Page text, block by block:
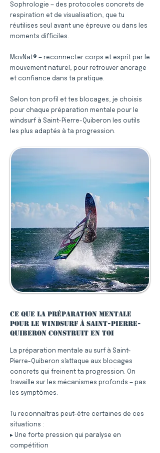
Sophrologie — des protocoles concrets de
respiration et de visualisation, que tu
réutilises seul avant une épreuve ou dans les
moments difficiles.
MovNat® — reconnecter corps et esprit par le
mouvement naturel, pour retrouver ancrage
et confiance dans ta pratique.
Selon ton profil et tes blocages, je choisis
pour chaque préparation mentale pour le
windsurf à Saint-Pierre-Quiberon les outils
les plus adaptés à ta progression.
Ce que la préparation mentale
pour le windsurf à Saint-Pierre-
Quiberon construit en toi
La préparation mentale au surf à Saint-
Pierre-Quiberon s'attaque aux blocages
concrets qui freinent ta progression. On
travaille sur les mécanismes profonds — pas
les symptômes.
Tu reconnaîtras peut-être certaines de ces
situations :
▸ Une forte pression qui paralyse en
compétition